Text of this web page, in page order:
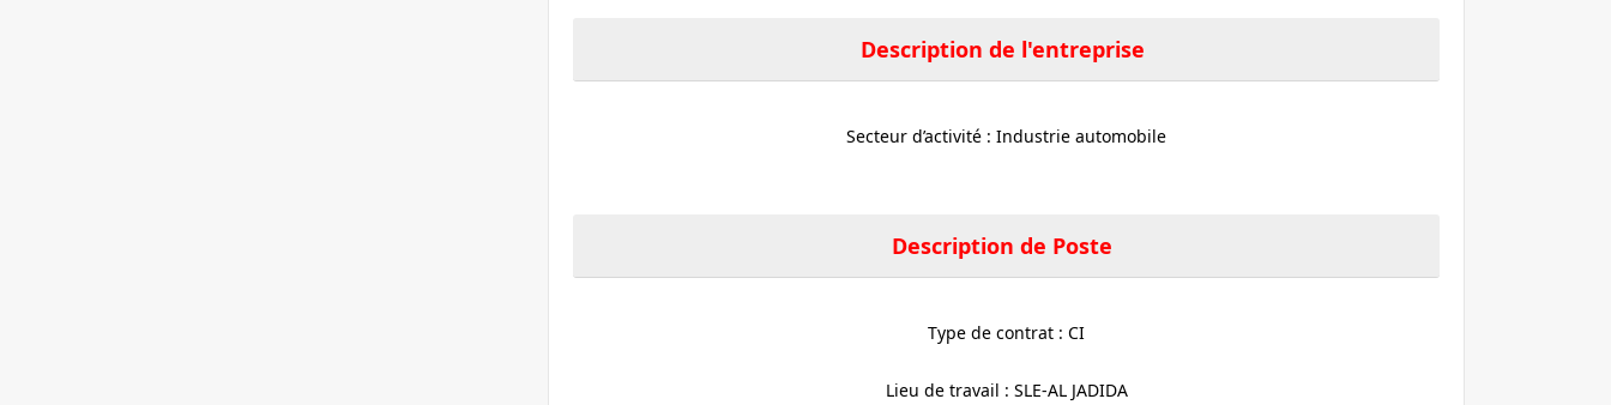
Description de l'entreprise
Secteur d’activité : Industrie automobile
Description de Poste
Type de contrat : CI
Lieu de travail : SLE-AL JADIDA